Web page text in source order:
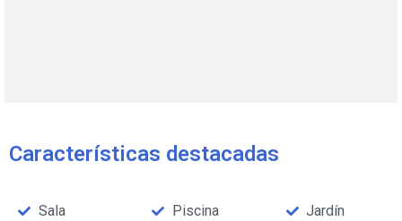
Características destacadas
Sala Piscina Jardín